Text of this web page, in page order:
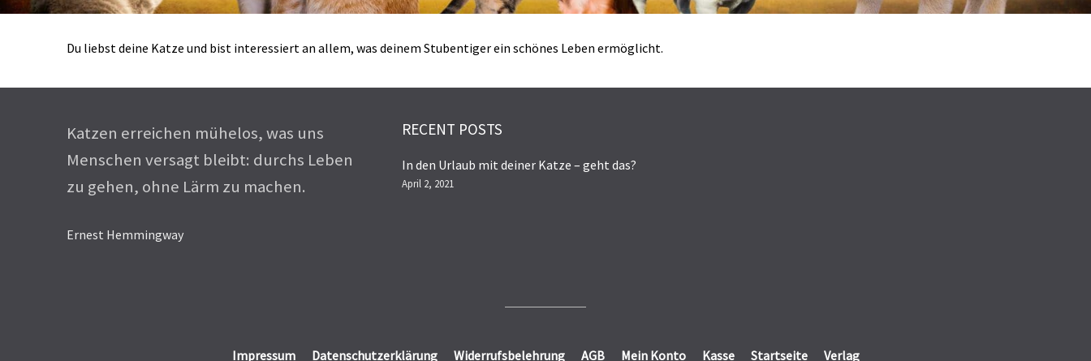
Du liebst deine Katze und bist interessiert an allem, was deinem Stubentiger ein schönes Leben ermöglicht.
Katzen erreichen mühelos, was uns
Menschen versagt bleibt: durchs Leben
zu gehen, ohne Lärm zu machen.
Ernest Hemmingway
RECENT POSTS
In den Urlaub mit deiner Katze – geht das?
April 2, 2021
Impressum Datenschutzerklärung Widerrufsbelehrung AGB Mein Konto Kasse Startseite Verlag